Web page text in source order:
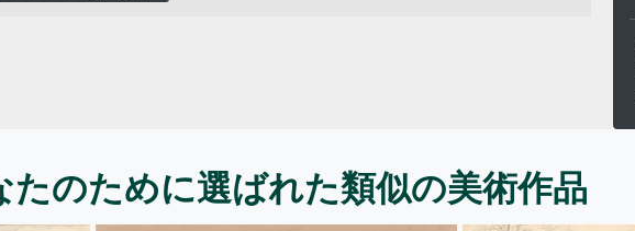
たのために選ばれた類似の美術作品